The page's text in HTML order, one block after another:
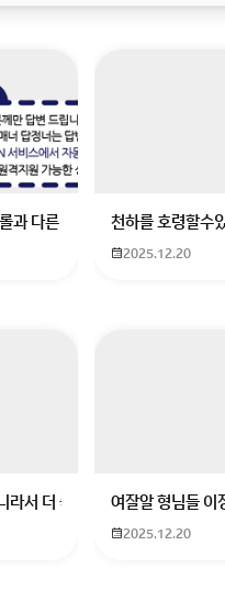
과 다른 키가 같이 안눌림 게임
천하를 호령할수
2025.12.20
서 더 좋음 여잘알 형님들 이
2025.12.20